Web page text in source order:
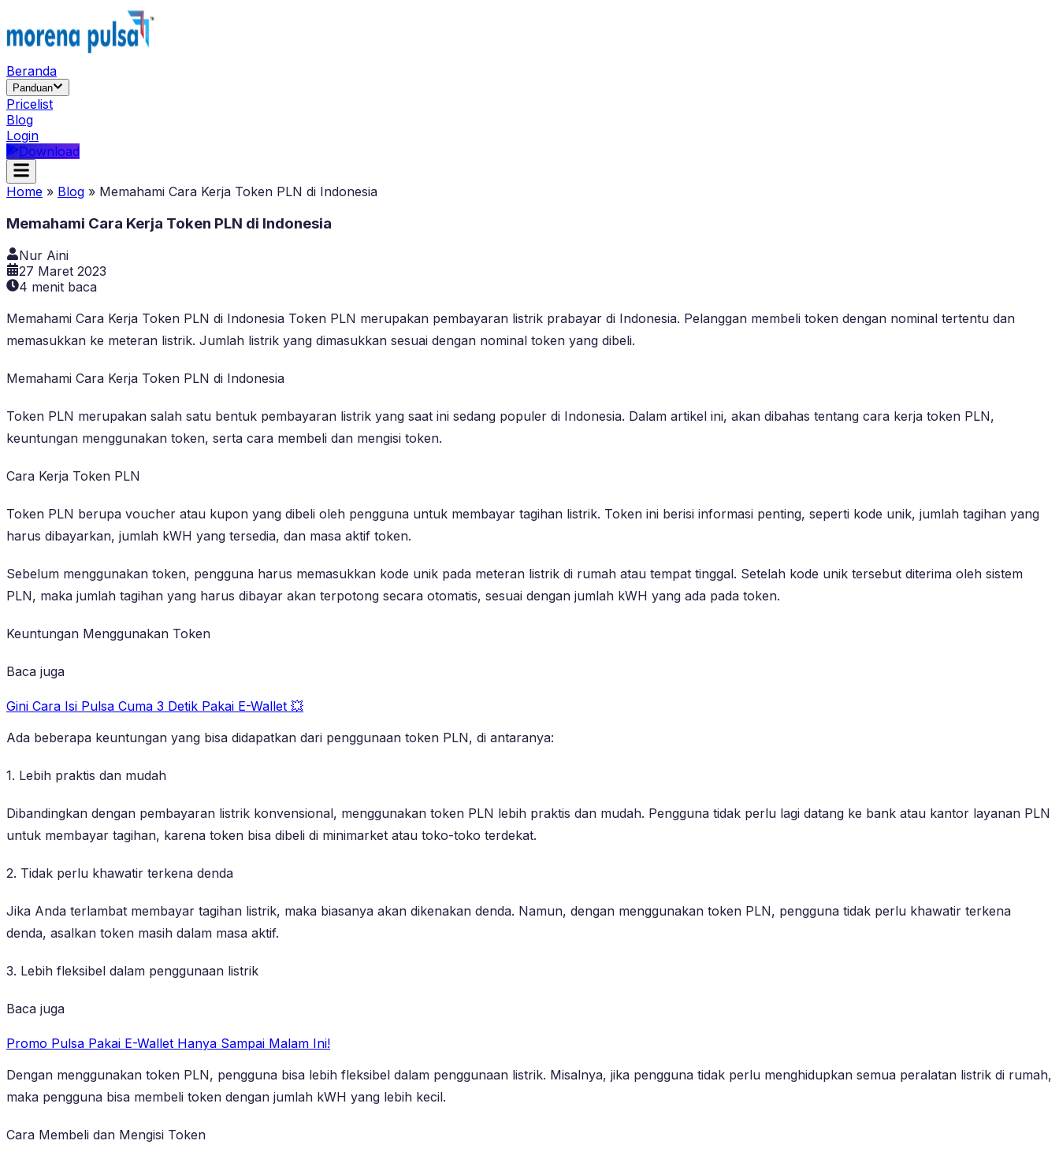
Beranda
Panduan
Pricelist
Blog
Login
Download
Home » Blog » Memahami Cara Kerja Token PLN di Indonesia
Memahami Cara Kerja Token PLN di Indonesia
Nur Aini
27 Maret 2023
4 menit baca
Memahami Cara Kerja Token PLN di Indonesia Token PLN merupakan pembayaran listrik prabayar di Indonesia. Pelanggan membeli token dengan nominal tertentu dan
memasukkan ke meteran listrik. Jumlah listrik yang dimasukkan sesuai dengan nominal token yang dibeli.
Memahami Cara Kerja Token PLN di Indonesia
Token PLN merupakan salah satu bentuk pembayaran listrik yang saat ini sedang populer di Indonesia. Dalam artikel ini, akan dibahas tentang cara kerja token PLN,
keuntungan menggunakan token, serta cara membeli dan mengisi token.
Cara Kerja Token PLN
Token PLN berupa voucher atau kupon yang dibeli oleh pengguna untuk membayar tagihan listrik. Token ini berisi informasi penting, seperti kode unik, jumlah tagihan yang
harus dibayarkan, jumlah kWH yang tersedia, dan masa aktif token.
Sebelum menggunakan token, pengguna harus memasukkan kode unik pada meteran listrik di rumah atau tempat tinggal. Setelah kode unik tersebut diterima oleh sistem
PLN, maka jumlah tagihan yang harus dibayar akan terpotong secara otomatis, sesuai dengan jumlah kWH yang ada pada token.
Keuntungan Menggunakan Token
Baca juga
Gini Cara Isi Pulsa Cuma 3 Detik Pakai E-Wallet 💥
Ada beberapa keuntungan yang bisa didapatkan dari penggunaan token PLN, di antaranya:
1. Lebih praktis dan mudah
Dibandingkan dengan pembayaran listrik konvensional, menggunakan token PLN lebih praktis dan mudah. Pengguna tidak perlu lagi datang ke bank atau kantor layanan PLN
untuk membayar tagihan, karena token bisa dibeli di minimarket atau toko-toko terdekat.
2. Tidak perlu khawatir terkena denda
Jika Anda terlambat membayar tagihan listrik, maka biasanya akan dikenakan denda. Namun, dengan menggunakan token PLN, pengguna tidak perlu khawatir terkena
denda, asalkan token masih dalam masa aktif.
3. Lebih fleksibel dalam penggunaan listrik
Baca juga
Promo Pulsa Pakai E-Wallet Hanya Sampai Malam Ini!
Dengan menggunakan token PLN, pengguna bisa lebih fleksibel dalam penggunaan listrik. Misalnya, jika pengguna tidak perlu menghidupkan semua peralatan listrik di rumah,
maka pengguna bisa membeli token dengan jumlah kWH yang lebih kecil.
Cara Membeli dan Mengisi Token